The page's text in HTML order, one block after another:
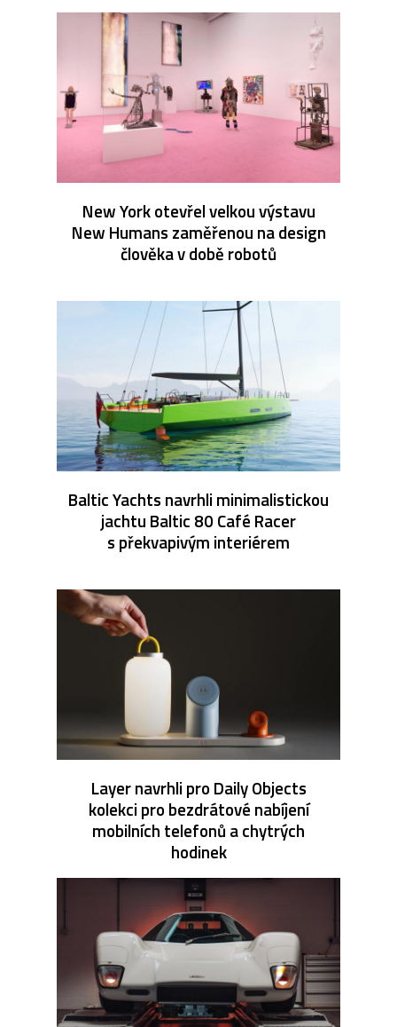
New York otevřel velkou výstavu
New Humans zaměřenou na design
člověka v době robotů
Baltic Yachts navrhli minimalistickou
jachtu Baltic 80 Café Racer
s překvapivým interiérem
Layer navrhli pro Daily Objects
kolekci pro bezdrátové nabíjení
mobilních telefonů a chytrých
hodinek